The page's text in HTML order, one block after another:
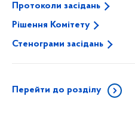
Протоколи засідань
Рішення Комітету
Стенограми засідань
Перейти до розділу